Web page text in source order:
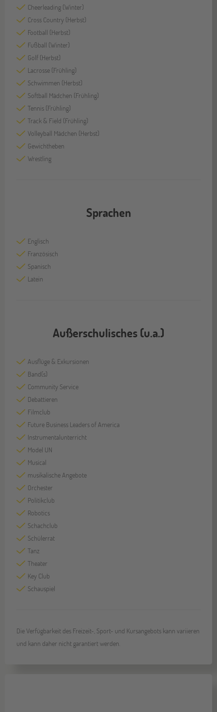
Cheerleading (Winter)
Cross Country (Herbst)
Football (Herbst)
Fußball (Winter)
Golf (Herbst)
Lacrosse (Frühling)
Schwimmen (Herbst)
Softball Mädchen (Frühling)
Tennis (Frühling)
Track & Field (Frühling)
Volleyball Mädchen (Herbst)
Gewichtheben
Wrestling
Sprachen
Englisch
Französisch
Spanisch
Latein
Außerschulisches (u.a.)
Ausflüge & Exkursionen
Band(s)
Community Service
Debattieren
Filmclub
Future Business Leaders of America
Instrumentalunterricht
Model UN
Musical
musikalische Angebote
Orchester
Politikclub
Robotics
Schachclub
Schülerrat
Tanz
Theater
Key Club
Schauspiel
Die Verfügbarkeit des Freizeit-, Sport- und Kursangebots kann variieren
und kann daher nicht garantiert werden.